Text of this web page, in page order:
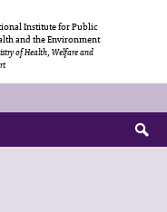
Institute for Public
and the Environment
of Health, Welfare and